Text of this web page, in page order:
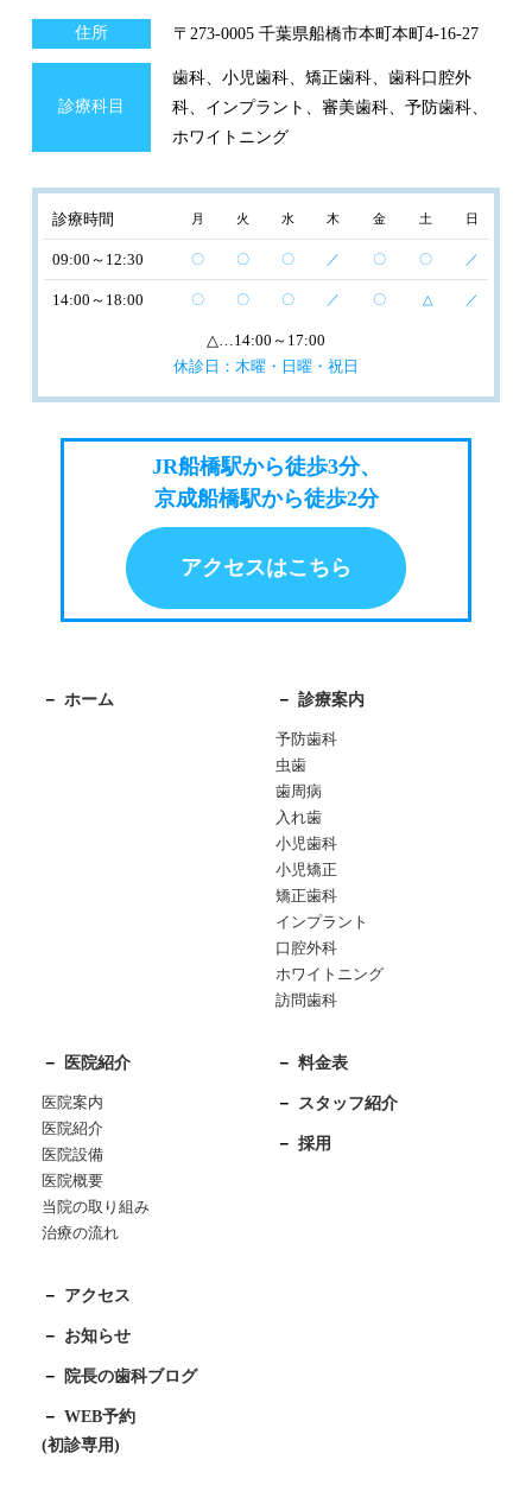
住所 〒273-0005 千葉県船橋市本町本町4-16-27
診療科目
歯科、小児歯科、矯正歯科、歯科口腔外
科、インプラント、審美歯科、予防歯科、
ホワイトニング
診療時間 月 火 水 木 金 土 日
09:00～12:30 〇 〇 〇 ／ 〇 〇 ／
14:00～18:00 〇 〇 〇 ／ 〇 △ ／
△…14:00～17:00
休診日：木曜・日曜・祝日
JR船橋駅から徒歩3分、
京成船橋駅から徒歩2分
アクセスはこちら
ホーム 診療案内
予防歯科
虫歯
歯周病
入れ歯
小児歯科
小児矯正
矯正歯科
インプラント
口腔外科
ホワイトニング
訪問歯科
医院紹介
医院案内
医院紹介
医院設備
医院概要
当院の取り組み
治療の流れ
料金表
スタッフ紹介
採用
アクセス
お知らせ
院長の歯科ブログ
WEB予約
(初診専用)